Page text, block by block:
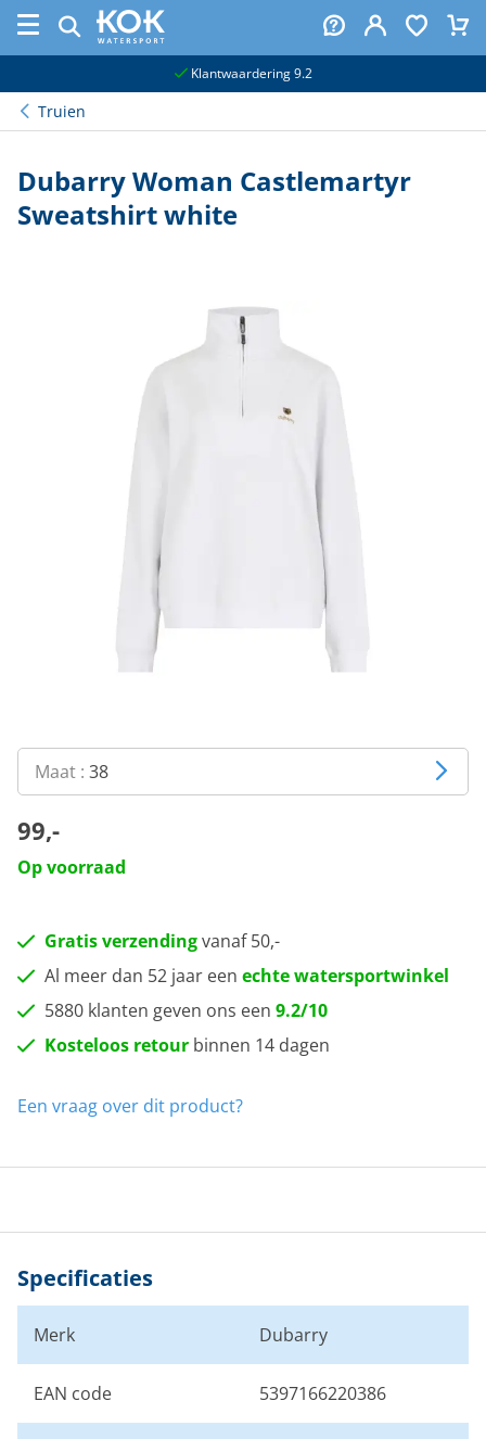
Klantwaardering 9.2
Truien
Dubarry Woman Castlemartyr
Sweatshirt white
Maat : 38
99,-
Op voorraad
Gratis verzendingvanaf 50,-
Al meer dan 52 jaar een echte watersportwinkel
5880 klanten geven ons een 9.2/10
Kosteloos retour binnen 14 dagen
Een vraag over dit product?
Specificaties
Merk Dubarry
EAN code 5397166220386